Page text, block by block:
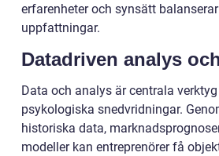
erfarenheter och synsätt
uppfattningar.
Datadriven analys
Data och analys är centrala
psykologiska snedvridningar.
historiska data,
modeller kan entreprenörer få